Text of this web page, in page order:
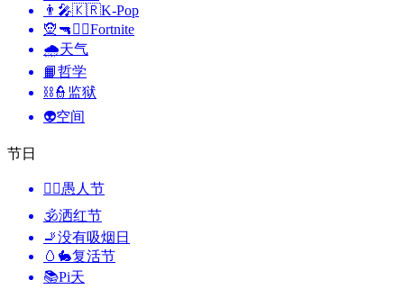
👨‍🎤🇰🇷K-Pop
🧝🔫🦹‍♂️Fortnite
🌧天气
📙哲学
⛓️👮 监狱
👽空间
节日
🙆‍♂️愚人节
🕉洒红节
🚬没有吸烟日
🥚🐇复活节
📚Pi天